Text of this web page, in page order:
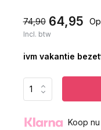
74,90 64,95
Incl. btw
ivm vakantie
Koop